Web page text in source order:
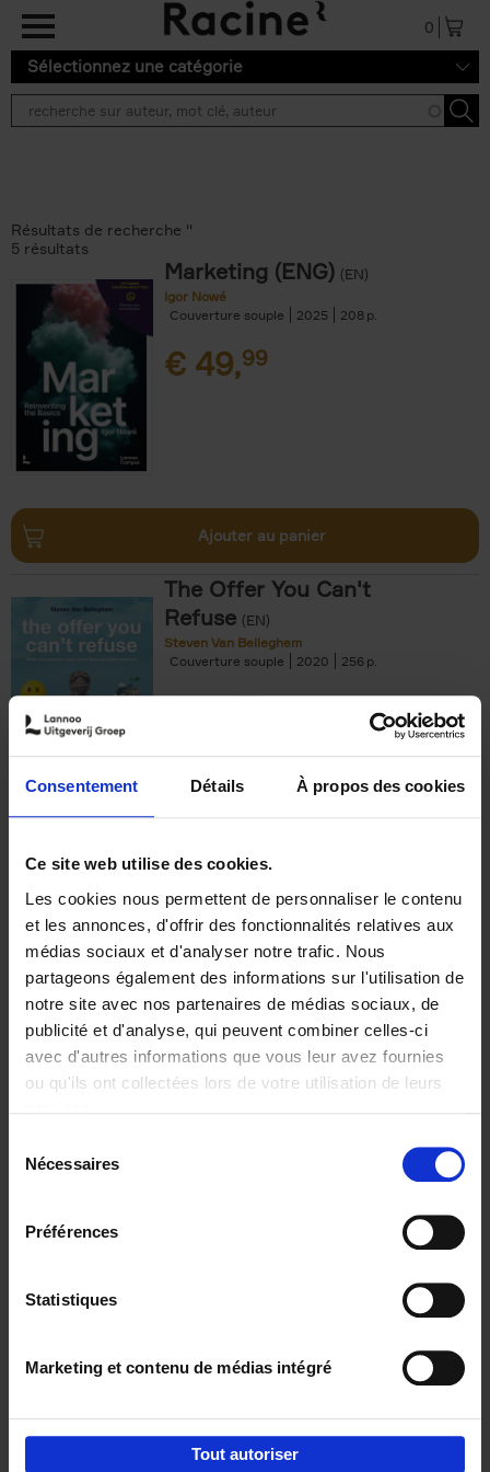
Consentement Détails À propos des cookies
Ce site web utilise des cookies.
Les cookies nous permettent de personnaliser le contenu
et les annonces, d'offrir des fonctionnalités relatives aux
médias sociaux et d'analyser notre trafic. Nous
partageons également des informations sur l'utilisation de
notre site avec nos partenaires de médias sociaux, de
publicité et d'analyse, qui peuvent combiner celles-ci
avec d'autres informations que vous leur avez fournies
ou qu'ils ont collectées lors de votre utilisation de leurs
Nécessaires
Préférences
Statistiques
Marketing et contenu de médias intégré
Tout autoriser
Aller au contenu principal
0
Sélectionnez une catégorie
Résultats de recherche ''
5 résultats
Marketing (ENG) (EN)
Igor Nowé
Couverture souple
2025 208
€ 49,99
Ajouter au panier
The Offer You Can't
Refuse (EN)
Steven Van Belleghem
Couverture souple
2020 256
€37,50
Building Bonds = Building
Business
Jochen Roef Jozefien De Feyter
Carolien Boom
Couverture souple
2025 200
€29,99
Digital marketing like a PRO -
completely revised edition (EN)